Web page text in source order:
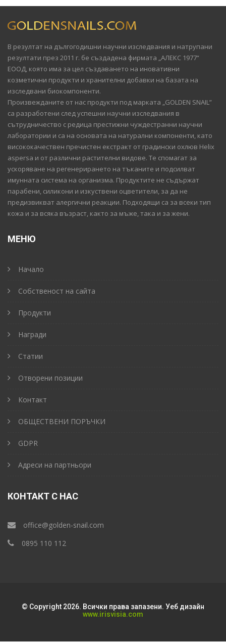
В резултат на дългогодишни научни изследвания и натрупани
резултати през 2011 г. бе създадена фирмата „АЛЕКС 1977“
ЕООД, която има за цел създаването на иновативни
козметични продукти и хранителни добавки на базата на
изследвани биокомпоненти.
Произвежданите от нас продукти под марката „GOLDEN SNAIL”
са разработени след успешни научни изследвания в
сътрудничество с редица престижни чуждестранни научни
лаборатории и са на основата на натурални компоненти, като
висококачествен пречистен екстракт от градински охлюв Helix
aspersa и от различни растителни видове. Те спомагат за
ускоряване на регенерирането на тъканите и подсилват
имунната система на организма. Продуктите не съдържат
парабени, силикони и изкуствени оцветители, за да не
предизвикват алергични реакции. Подходящи са за всеки тип
кожа и за всяка възраст, както за мъже, така и за жени.
МЕНЮ
Начало
Собственост на сайта
Продукти
Награди
Статии
Отворени позиции
Контакт
ОБЩЕСТВЕНИ ПОРЪЧКИ
GDPR
Адреси на партньори
КОНТАКТ С НАС
office@golden-snail.com
‎0895 110 112
© Copyright 2026. Всички права запазени. Уеб дизайн
www.irisvisia.com